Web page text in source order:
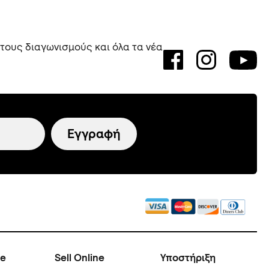
διαγωνισμούς και όλα τα νέα
Εγγραφή
Sell Online Υποστήριξη